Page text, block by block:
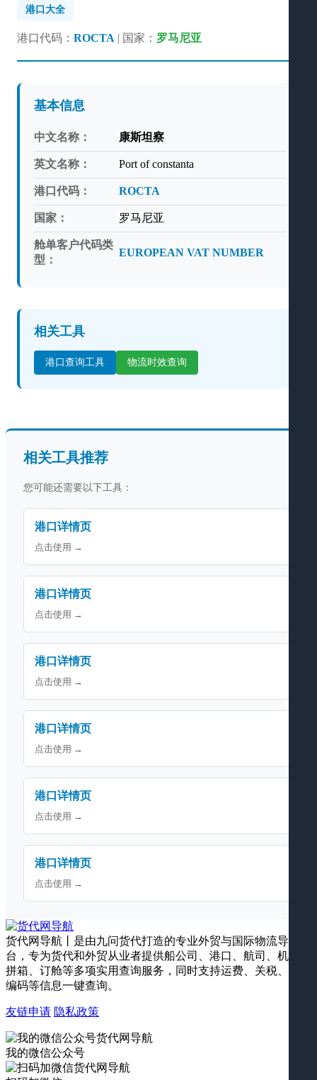
港口大全
港口代码： ROCTA | 国家： 罗马尼亚
基本信息
中文名称： 康斯坦察
英文名称： Port of constanta
港口代码： ROCTA
国家： 罗马尼亚
舱单客户代码类
型：
EUROPEAN VAT NUMBER
相关工具
港口查询工具 物流时效查询
相关工具推荐
您可能还需要以下工具：
港口详情页
点击使用 →
港口详情页
点击使用 →
港口详情页
点击使用 →
港口详情页
点击使用 →
港口详情页
点击使用 →
港口详情页
点击使用 →
货代网导航丨是由九问货代打造的专业外贸与国际物流导航平
台，专为货代和外贸从业者提供船公司、港口、航司、机场、
拼箱、订舱等多项实用查询服务，同时支持运费、关税、海关
编码等信息一键查询。
友链申请 隐私政策
我的微信公众号